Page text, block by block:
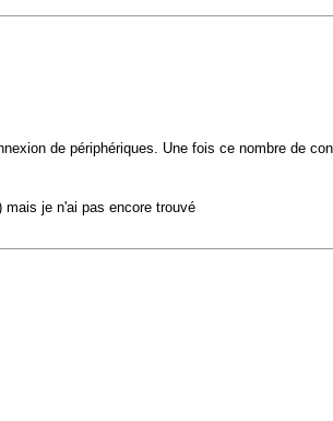
de périphériques. Une fois ce nombre de
je n'ai pas encore trouvé